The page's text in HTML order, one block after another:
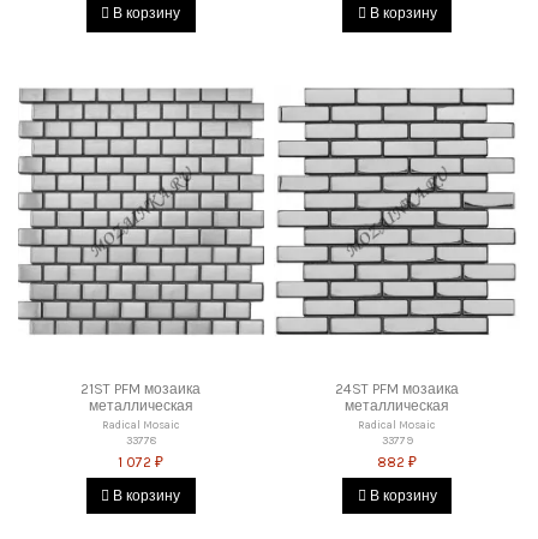
В корзину В корзину
21ST PFM мозаика
металлическая
Radical Mosaic
33778
1 072 ₽
В корзину
24ST PFM мозаика
металлическая
Radical Mosaic
33779
882 ₽
В корзину